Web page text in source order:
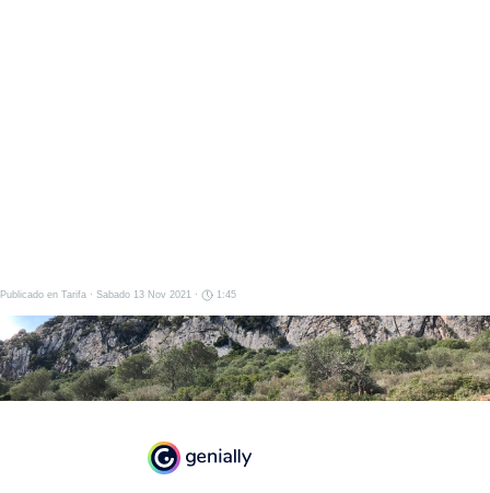
Publicado en Tarifa · Sabado 13 Nov 2021 · 1:45